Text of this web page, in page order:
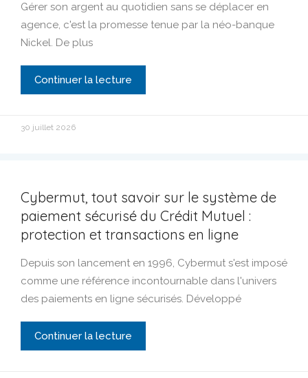
Gérer son argent au quotidien sans se déplacer en
agence, c'est la promesse tenue par la néo-banque
Nickel. De plus
Continuer la lecture
30 juillet 2026
Cybermut, tout savoir sur le système de
paiement sécurisé du Crédit Mutuel :
protection et transactions en ligne
Depuis son lancement en 1996, Cybermut s'est imposé
comme une référence incontournable dans l'univers
des paiements en ligne sécurisés. Développé
Continuer la lecture